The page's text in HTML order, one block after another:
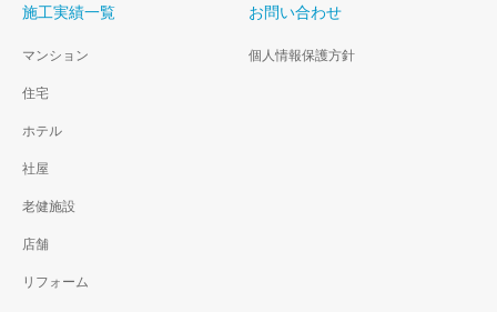
施工実績一覧
マンション
住宅
ホテル
社屋
老健施設
店舗
リフォーム
お問い合わせ
個人情報保護方針